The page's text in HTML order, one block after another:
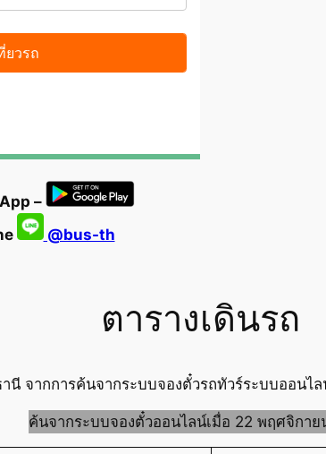
–
@bus-th
ตารางเดินรถ
นี จากการค้นจากระบบจองตั๋วรถทัวร์ระบบออนไ
ค้นจากระบบจองตั๋วออนไลน์เมื่อ 22 พฤศจิกา